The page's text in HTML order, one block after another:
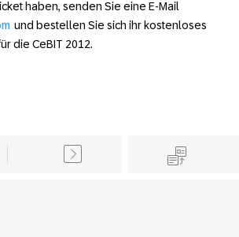
haben, senden Sie eine E-Mail
und bestellen Sie sich ihr kostenloses
die CeBIT 2012.